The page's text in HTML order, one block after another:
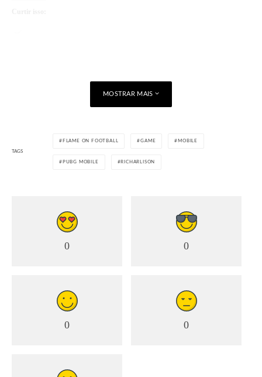
MOSTRAR MAIS
TAGS
FLAME ON FOOTBALL GAME MOBILE
PUBG MOBILE RICHARLISON
0 0
0 0